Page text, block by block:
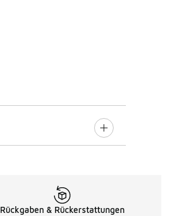
Rückgaben & Rückerstattungen